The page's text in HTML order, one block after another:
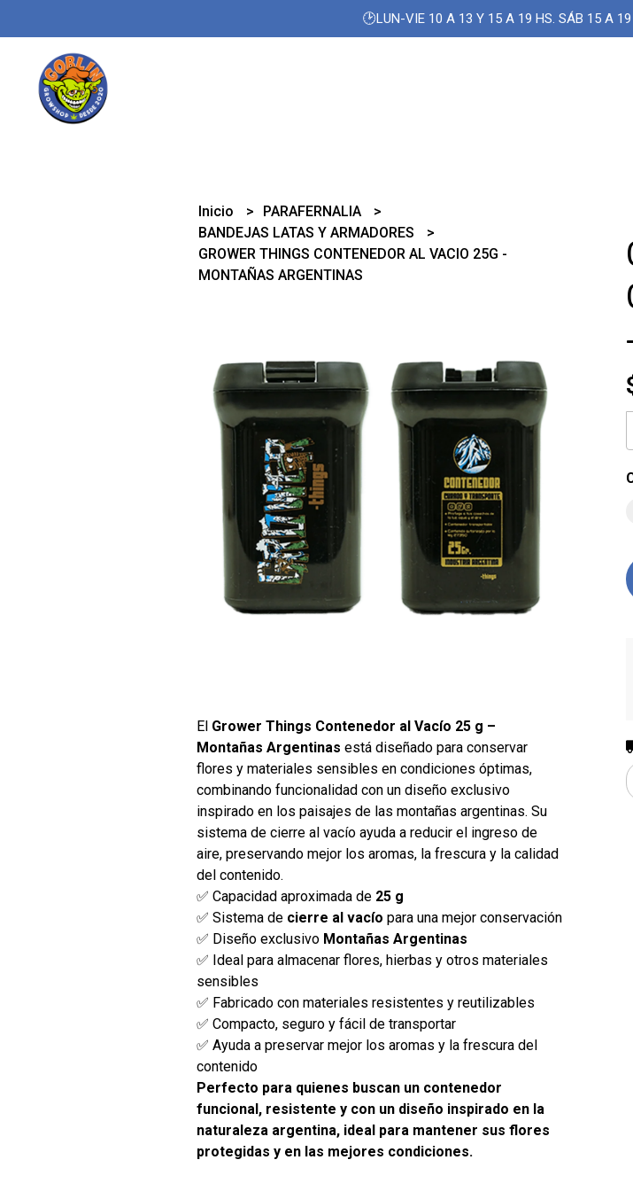
🕑LUN-VIE 10 A 13 Y 15 A 19 HS. SÁB 15 A
Inicio
PARAFERNALIA
BANDEJAS LATAS Y ARMADORES
GROWER THINGS CONTENEDOR AL VACIO 25G -
MONTAÑAS ARGENTINAS
El Grower Things Contenedor al Vacío 25 g –
Montañas Argentinas está diseñado para conservar
flores y materiales sensibles en condiciones óptimas,
combinando funcionalidad con un diseño exclusivo
inspirado en los paisajes de las montañas argentinas. Su
sistema de cierre al vacío ayuda a reducir el ingreso de
aire, preservando mejor los aromas, la frescura y la calidad
del contenido.
✅ Capacidad aproximada de 25 g
✅ Sistema de cierre al vacío para una mejor conservación
✅ Diseño exclusivo Montañas Argentinas
✅ Ideal para almacenar flores, hierbas y otros materiales
sensibles
✅ Fabricado con materiales resistentes y reutilizables
✅ Compacto, seguro y fácil de transportar
✅ Ayuda a preservar mejor los aromas y la frescura del
contenido
Perfecto para quienes buscan un contenedor
funcional, resistente y con un diseño inspirado en la
naturaleza argentina, ideal para mantener sus flores
protegidas y en las mejores condiciones.